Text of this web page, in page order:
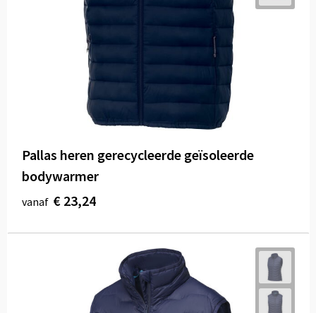
Pallas heren gerecycleerde geïsoleerde
bodywarmer
vanaf € 23,24